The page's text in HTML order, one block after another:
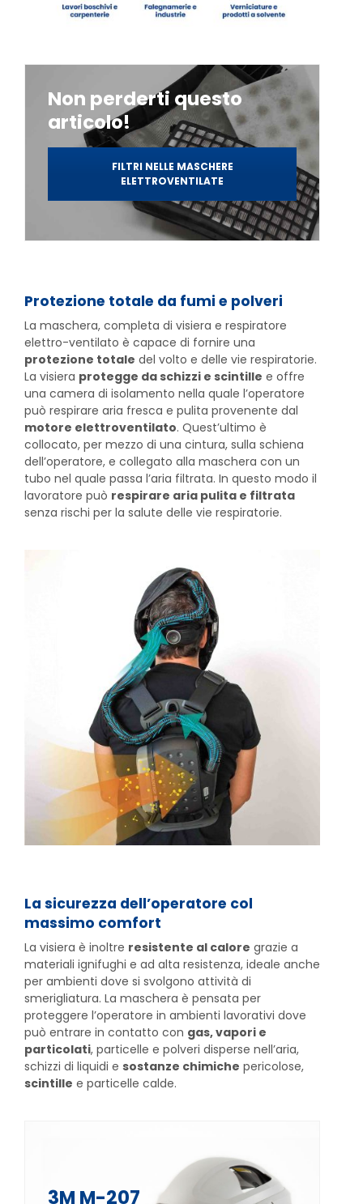
Non perderti questo
articolo!
FILTRI NELLE MASCHERE
ELETTROVENTILATE
Protezione totale da fumi e polveri
La maschera, completa di visiera e respiratore
elettro-ventilato è capace di fornire una
protezione totale del volto e delle vie respiratorie.
La visiera protegge da schizzi e scintille e offre
una camera di isolamento nella quale l’operatore
può respirare aria fresca e pulita provenente dal
motore elettroventilato. Quest’ultimo è
collocato, per mezzo di una cintura, sulla schiena
dell’operatore, e collegato alla maschera con un
tubo nel quale passa l’aria filtrata. In questo modo il
lavoratore può respirare aria pulita e filtrata
senza rischi per la salute delle vie respiratorie.
La sicurezza dell’operatore col
massimo comfort
La visiera è inoltre resistente al calore grazie a
materiali ignifughi e ad alta resistenza, ideale anche
per ambienti dove si svolgono attività di
smerigliatura. La maschera è pensata per
proteggere l’operatore in ambienti lavorativi dove
può entrare in contatto con gas, vapori e
particolati, particelle e polveri disperse nell’aria,
schizzi di liquidi e sostanze chimiche pericolose,
scintille e particelle calde.
3M M-207